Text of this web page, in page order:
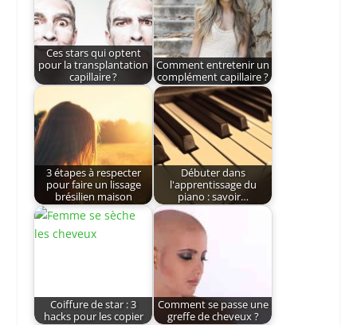
Ces stars qui optent
pour la transplantation
capillaire ?
Comment entretenir un
complément capillaire ?
3 étapes à respecter
pour faire un lissage
brésilien maison
Débuter dans
l'apprentissage du
piano : savoir…
Coiffure de star : 3
hacks pour les copier
Comment se passe une
greffe de cheveux ?